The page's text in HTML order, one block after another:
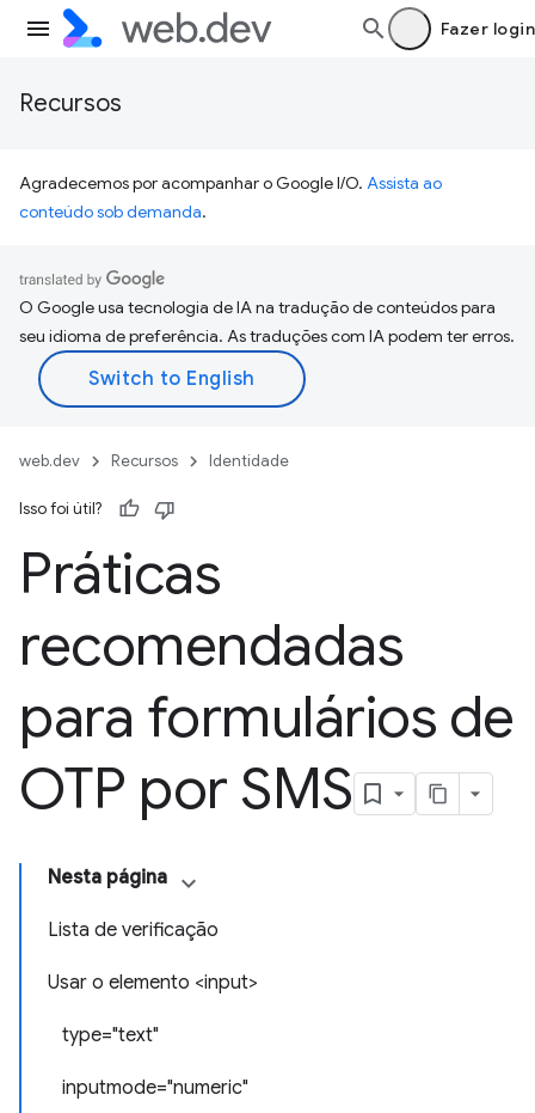
Fazer login
Recursos
Agradecemos por acompanhar o Google I/O. Assista ao
conteúdo sob demanda.
O Google usa tecnologia de IA na tradução de conteúdos para
seu idioma de preferência. As traduções com IA podem ter erros.
web.dev Recursos Identidade
Isso foi útil?
Práticas
recomendadas
para formulários de
OTP por SMS
Nesta página
Lista de verificação
Usar o elemento <input>
type="text"
inputmode="numeric"